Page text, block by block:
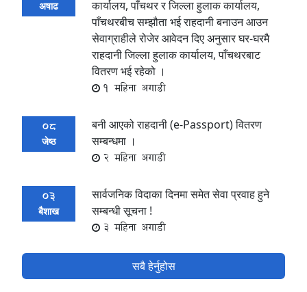
अषाढ
कार्यालय, पाँचथर र जिल्ला हुलाक कार्यालय,
पाँचथरबीच सम्झौता भई राहदानी बनाउन आउन
सेवाग्राहीले रोजेर आवेदन दिए अनुसार घर-घरमै
राहदानी जिल्ला हुलाक कार्यालय, पाँचथरबाट
वितरण भई रहेको ।
1 महिना अगाडी
08
जेष्ठ
बनी आएको राहदानी (e-Passport) वितरण
सम्बन्धमा ।
2 महिना अगाडी
03
बैशाख
सार्वजनिक विदाका दिनमा समेत सेवा प्रवाह हुने
सम्बन्धी सूचना !
3 महिना अगाडी
सबै हेर्नुहोस